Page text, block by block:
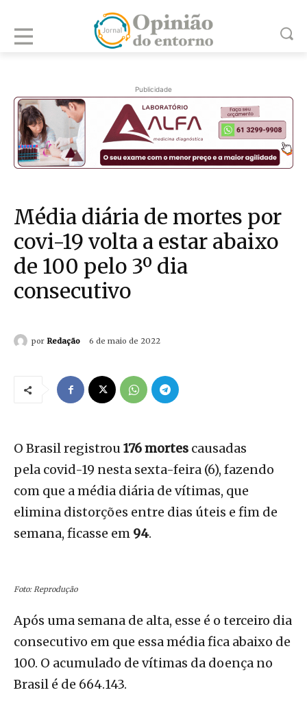
Publicidade
Média diária de mortes por
covi-19 volta a estar abaixo
de 100 pelo 3º dia
consecutivo
por Redação 6 de maio de 2022
O Brasil registrou176 mortes causadas
pela covid-19 nesta sexta-feira (6), fazendo
com que a média diária de vítimas, que
elimina distorções entre dias úteis e fim de
semana, ficasse em 94.
Foto: Reprodução
Após uma semana de alta, esse é o terceiro dia
consecutivo em que essa média fica abaixo de
100. O acumulado de vítimas da doença no
Brasil é de 664.143.